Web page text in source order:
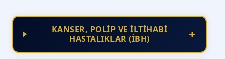
KANSER, POLİP VE İLTİHABİ
HASTALIKLAR (İBH)
+